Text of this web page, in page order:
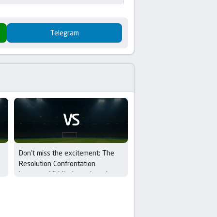
Telegram
VS
Don’t miss the excitement: The
Resolution Confrontation
between Middlesbrough and